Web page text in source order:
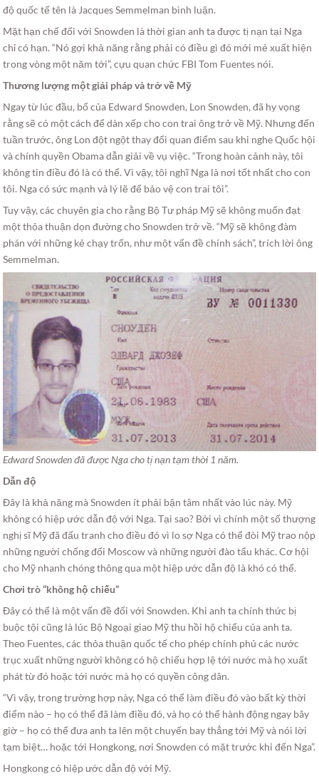
độ quốc tế tên là Jacques Semmelman bình luận.
Mặt hạn chế đối với Snowden là thời gian anh ta được tị nạn tại Nga
chỉ có hạn. “Nó gợi khả năng rằng phải có điều gì đó mới mẻ xuất hiện
trong vòng một năm tới”, cựu quan chức FBI Tom Fuentes nói.
Thương lượng một giải pháp và trở về Mỹ
Ngay từ lúc đầu, bố của Edward Snowden, Lon Snowden, đã hy vọng
rằng sẽ có một cách để dàn xếp cho con trai ông trở về Mỹ. Nhưng đến
tuần trước, ông Lon đột ngột thay đổi quan điểm sau khi nghe Quốc hội
và chính quyền Obama dẫn giải về vụ việc. “Trong hoàn cảnh này, tôi
không tin điều đó là có thể. Vì vậy, tôi nghĩ Nga là nơi tốt nhất cho con
tôi. Nga có sức mạnh và lý lẽ để bảo vệ con trai tôi”.
Tuy vậy, các chuyên gia cho rằng Bộ Tư pháp Mỹ sẽ không muốn đạt
một thỏa thuận dọn đường cho Snowden trở về. “Mỹ sẽ không đàm
phán với những kẻ chạy trốn, như một vấn đề chính sách”, trích lời ông
Semmelman.
Edward Snowden đã được Nga cho tị nạn tạm thời 1 năm.
Dẫn độ
Đây là khả năng mà Snowden ít phải bận tâm nhất vào lúc này. Mỹ
không có hiệp ước dẫn độ với Nga. Tại sao? Bởi vì chính một số thượng
nghị sĩ Mỹ đã đấu tranh cho điều đó vì lo sợ Nga có thể đòi Mỹ trao nộp
những người chống đối Moscow và những người đào tẩu khác. Cơ hội
cho Mỹ nhanh chóng thông qua một hiệp ước dẫn độ là khó có thể.
Chơi trò “không hộ chiếu”
Đây có thể là một vấn đề đối với Snowden. Khi anh ta chính thức bị
buộc tội cũng là lúc Bộ Ngoại giao Mỹ thu hồi hộ chiếu của anh ta.
Theo Fuentes, các thỏa thuận quốc tế cho phép chính phủ các nước
trục xuất những người không có hộ chiếu hợp lệ tới nước mà họ xuất
phát từ đó hoặc tới nước mà họ có quyền công dân.
“Vì vậy, trong trường hợp này, Nga có thể làm điều đó vào bất kỳ thời
điểm nào – họ có thể đã làm điều đó, và họ có thể hành động ngay bây
giờ – họ có thể đưa anh ta lên một chuyến bay thẳng tới Mỹ và nói lời
tạm biệt… hoặc tới Hongkong, nơi Snowden có mặt trước khi đến Nga”.
Hongkong có hiệp ước dẫn độ với Mỹ.